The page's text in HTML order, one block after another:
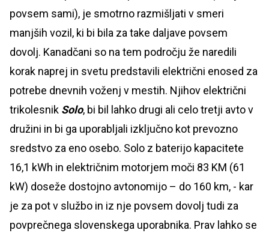
povsem sami), je smotrno razmišljati v smeri
manjših vozil, ki bi bila za take daljave povsem
dovolj. Kanadčani so na tem področju že naredili
korak naprej in svetu predstavili električni enosed za
potrebe dnevnih voženj v mestih. Njihov električni
trikolesnik Solo, bi bil lahko drugi ali celo tretji avto v
družini in bi ga uporabljali izključno kot prevozno
sredstvo za eno osebo. Solo z baterijo kapacitete
16,1 kWh in električnim motorjem moči 83 KM (61
kW) doseže dostojno avtonomijo – do 160 km, - kar
je za pot v službo in iz nje povsem dovolj tudi za
povprečnega slovenskega uporabnika. Prav lahko se